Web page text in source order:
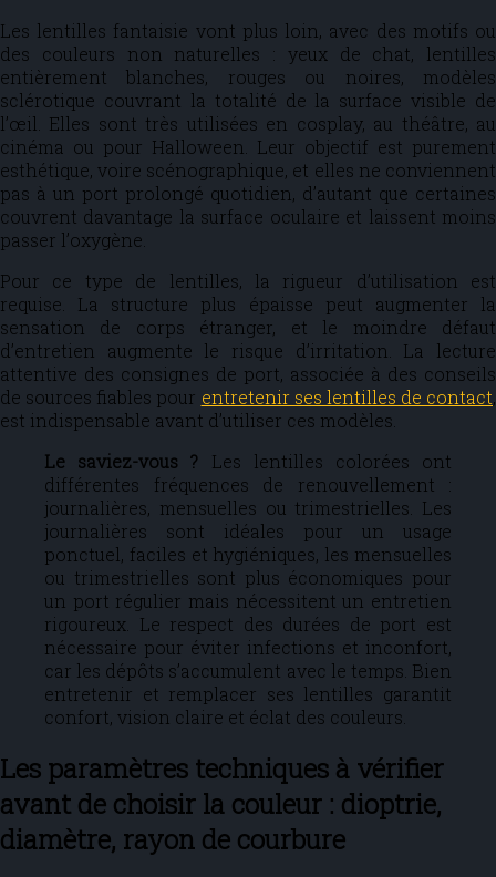
Les lentilles fantaisie vont plus loin, avec des motifs ou
des couleurs non naturelles : yeux de chat, lentilles
entièrement blanches, rouges ou noires, modèles
sclérotique couvrant la totalité de la surface visible de
l’œil. Elles sont très utilisées en cosplay, au théâtre, au
cinéma ou pour Halloween. Leur objectif est purement
esthétique, voire scénographique, et elles ne conviennent
pas à un port prolongé quotidien, d’autant que certaines
couvrent davantage la surface oculaire et laissent moins
passer l’oxygène.
Pour ce type de lentilles, la rigueur d’utilisation est
requise. La structure plus épaisse peut augmenter la
sensation de corps étranger, et le moindre défaut
d’entretien augmente le risque d’irritation. La lecture
attentive des consignes de port, associée à des conseils
de sources fiables pour entretenir ses lentilles de contact,
est indispensable avant d’utiliser ces modèles.
Le saviez-vous ? Les lentilles colorées ont
différentes fréquences de renouvellement :
journalières, mensuelles ou trimestrielles. Les
journalières sont idéales pour un usage
ponctuel, faciles et hygiéniques, les mensuelles
ou trimestrielles sont plus économiques pour
un port régulier mais nécessitent un entretien
rigoureux. Le respect des durées de port est
nécessaire pour éviter infections et inconfort,
car les dépôts s’accumulent avec le temps. Bien
entretenir et remplacer ses lentilles garantit
confort, vision claire et éclat des couleurs.
Les paramètres techniques à vérifier
avant de choisir la couleur : dioptrie,
diamètre, rayon de courbure